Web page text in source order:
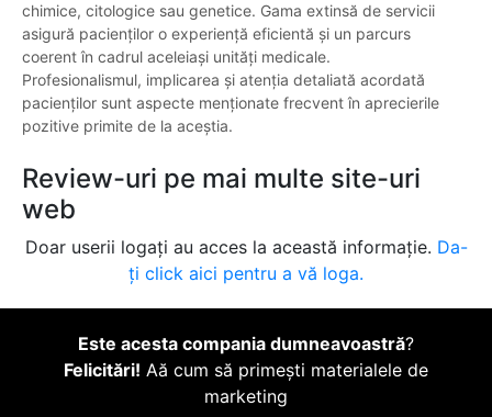
chimice, citologice sau genetice. Gama extinsă de servicii
asigură pacienților o experiență eficientă și un parcurs
coerent în cadrul aceleiași unități medicale.
Profesionalismul, implicarea și atenția detaliată acordată
pacienților sunt aspecte menționate frecvent în aprecierile
pozitive primite de la aceștia.
Review-uri pe mai multe site-uri
web
Doar userii logați au acces la această informație. Da-
ți click aici pentru a vă loga.
Este acesta compania dumneavoastră?
Felicitări! Aă cum să primești materialele de
marketing